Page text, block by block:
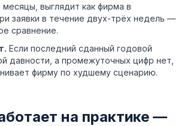
месяцы, выглядит как фирма в
заявки в течение двух-трёх недель —
сравнение.
Если последний сданный годовой
давности, а промежуточных цифр нет,
фирму по худшему сценарию.
на практике —